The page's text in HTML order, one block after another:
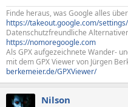
Finde heraus, was Google alles
https://takeout.google.com/
Datenschutzfreundliche
https://nomoregoogle.com
Als GPX aufgezeichnete Wander-
mit dem GPX Viewer von Jürgen
berkemeier.de/GPXViewer/
Nilson